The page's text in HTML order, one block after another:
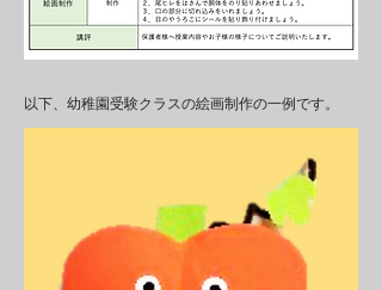
以下、幼稚園受験クラスの絵画制作の一例です。